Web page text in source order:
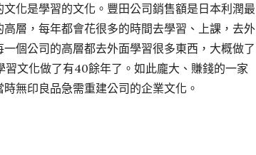
化是學習的文化。豐田公司銷售額是日本利潤最
層，每年都會花很多的時間去學習、上課，去外
個公司的高層都去外面學習很多東西，大概做了
文化做了有40餘年了。如此龐大、賺錢的一家
無印良品急需重建公司的企業文化。